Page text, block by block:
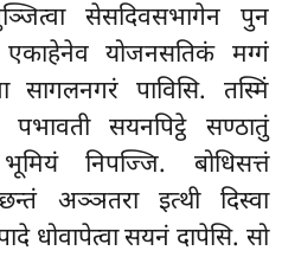
सेसदिवसभागेन पुन
एकाहेनेव योजनसतिकं मग्गं
सागलनगरं पाविसि. तस्मिं
सयनपिट्ठे सण्ठातुं
निपज्जि. बोधिसत्तं
अञ्ञतरा इत्थी दिस्वा
धोवापेत्वा सयनं दापेसि. सो